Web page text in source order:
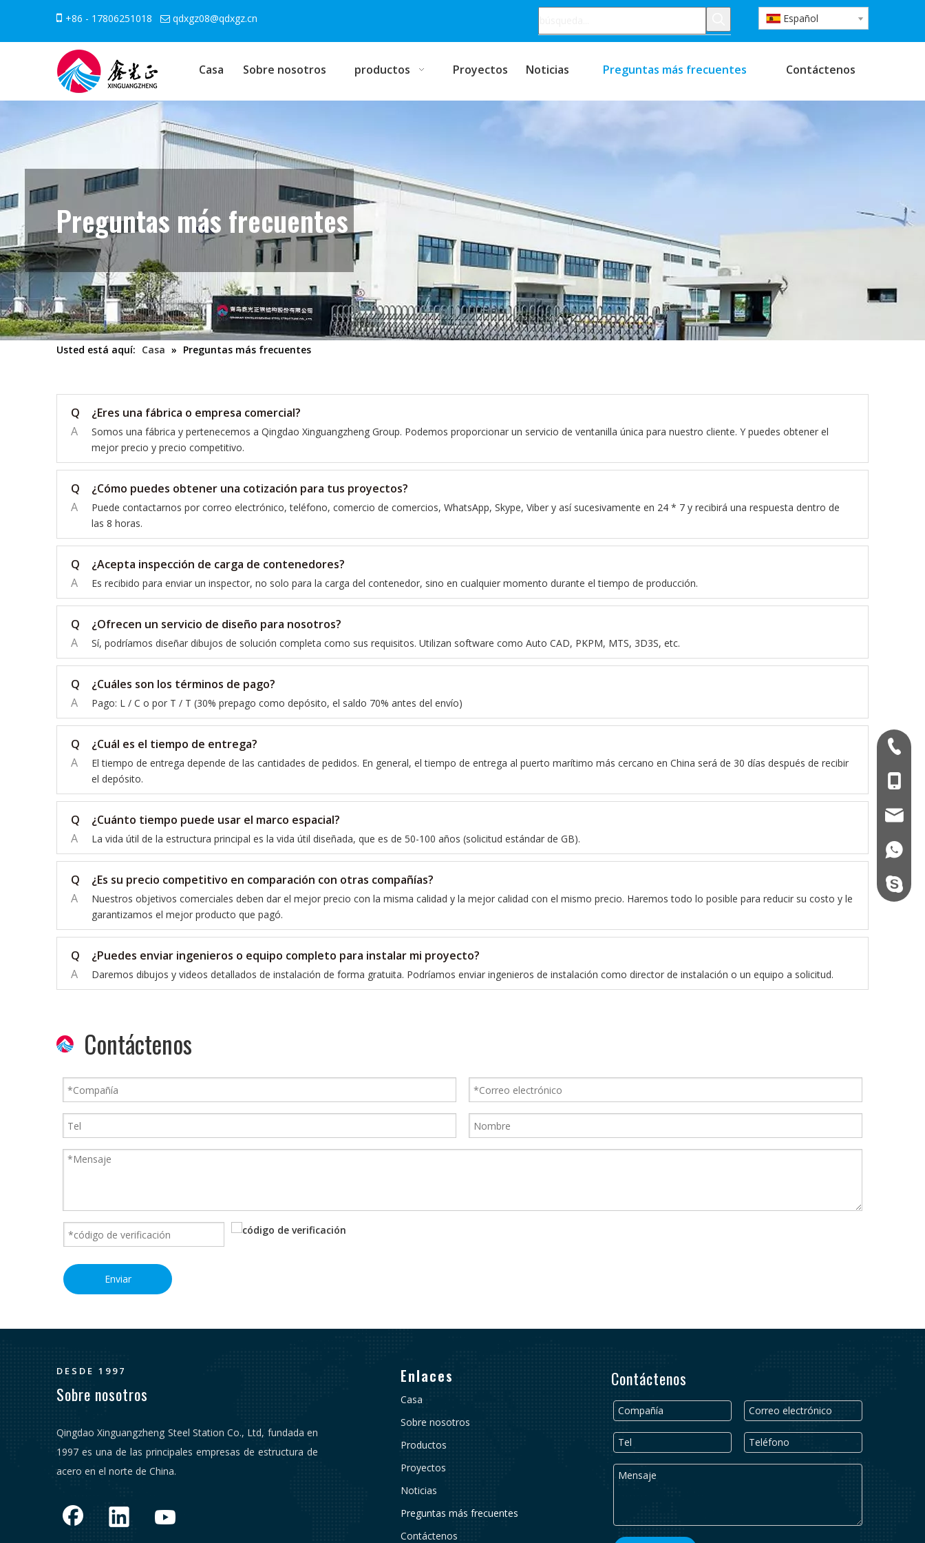
 +86 - 17806251018  qdxgz08@qdxgz.cn Español
Casa Sobre nosotros productos Proyectos Noticias Preguntas más frecuentes Contáctenos
Preguntas más frecuentes
Usted está aquí: Casa » Preguntas más frecuentes
Q
¿Eres una fábrica o empresa comercial?
A
Somos una fábrica y pertenecemos a Qingdao Xinguangzheng Group. Podemos proporcionar un servicio de ventanilla única para nuestro cliente. Y puedes obtener el
mejor precio y precio competitivo.
Q
¿Cómo puedes obtener una cotización para tus proyectos?
A
Puede contactarnos por correo electrónico, teléfono, comercio de comercios, WhatsApp, Skype, Viber y así sucesivamente en 24 * 7 y recibirá una respuesta dentro de
las 8 horas.
Q
¿Acepta inspección de carga de contenedores?
A
Es recibido para enviar un inspector, no solo para la carga del contenedor, sino en cualquier momento durante el tiempo de producción.
Q
¿Ofrecen un servicio de diseño para nosotros?
A
Sí, podríamos diseñar dibujos de solución completa como sus requisitos. Utilizan software como Auto CAD, PKPM, MTS, 3D3S, etc.
Q
¿Cuáles son los términos de pago?
A
Pago: L / C o por T / T (30% prepago como depósito, el saldo 70% antes del envío)
Q
¿Cuál es el tiempo de entrega?
A
El tiempo de entrega depende de las cantidades de pedidos. En general, el tiempo de entrega al puerto marítimo más cercano en China será de 30 días después de recibir
el depósito.
Q
¿Cuánto tiempo puede usar el marco espacial?
A
La vida útil de la estructura principal es la vida útil diseñada, que es de 50-100 años (solicitud estándar de GB).
Q
¿Es su precio competitivo en comparación con otras compañías?
A
Nuestros objetivos comerciales deben dar el mejor precio con la misma calidad y la mejor calidad con el mismo precio. Haremos todo lo posible para reducir su costo y le
garantizamos el mejor producto que pagó.
Q
¿Puedes enviar ingenieros o equipo completo para instalar mi proyecto?
A
Daremos dibujos y videos detallados de instalación de forma gratuita. Podríamos enviar ingenieros de instalación como director de instalación o un equipo a solicitud.
Contáctenos
Enviar
DESDE 1997
Sobre nosotros
Qingdao Xinguangzheng Steel Station Co., Ltd, fundada en
1997 es una de las principales empresas de estructura de
acero en el norte de China.
+ 86-
+86 -
+86 -
Enlaces
Casa
Sobre nosotros
Productos
Proyectos
Noticias
Preguntas más frecuentes
Contáctenos
Contáctenos